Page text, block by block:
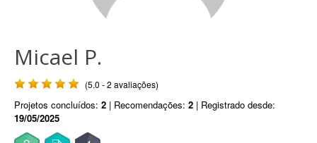
Micael P.
(5.0 - 2 avaliações)
Projetos concluídos: 2 | Recomendações: 2 | Registrado desde:
19/05/2025